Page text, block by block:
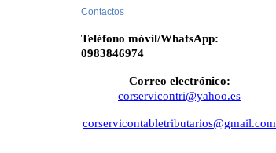
Contactos
Teléfono móvil/WhatsApp:
0983846974
Correo electrónico:
corservicontri@yahoo.es
corservicontabletributarios@gmail.com